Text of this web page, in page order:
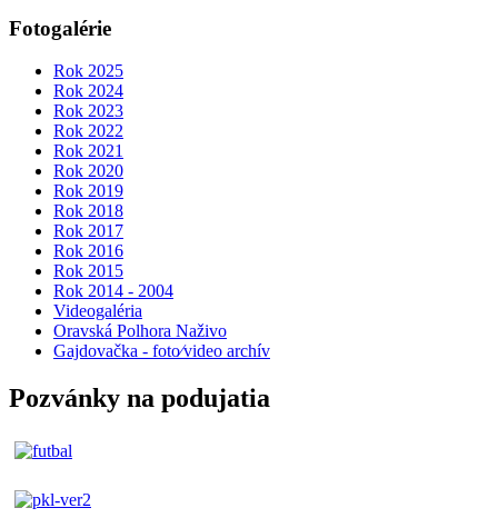
Fotogalérie
Rok 2025
Rok 2024
Rok 2023
Rok 2022
Rok 2021
Rok 2020
Rok 2019
Rok 2018
Rok 2017
Rok 2016
Rok 2015
Rok 2014 - 2004
Videogaléria
Oravská Polhora Naživo
Gajdovačka - foto⁄video archív
Pozvánky na podujatia